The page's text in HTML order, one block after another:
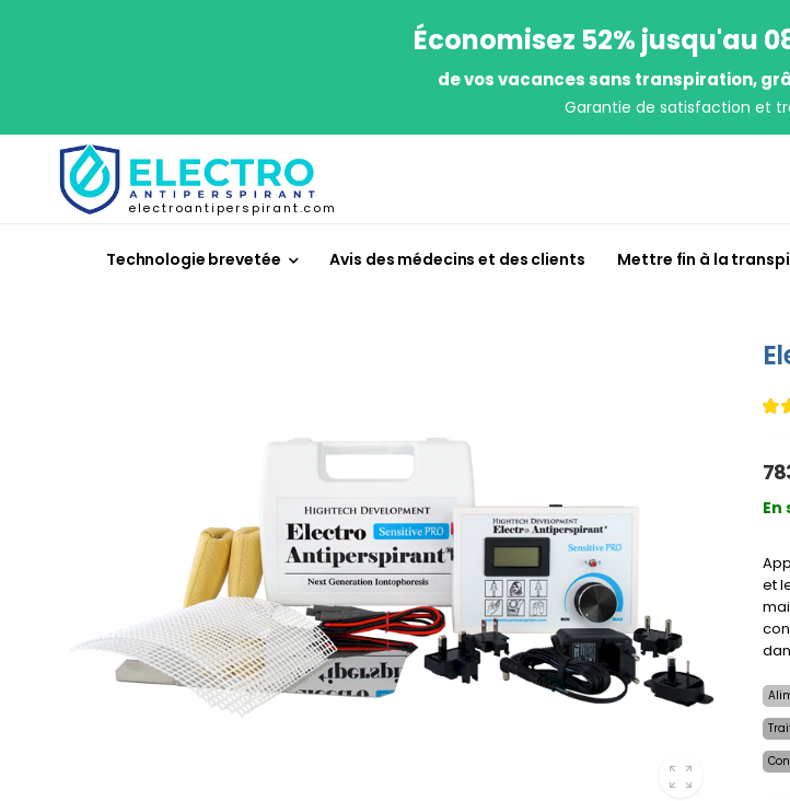
Économisez 52% jusqu'au
de vos vacances sans transpiration,
Garantie de satisfaction et
electroantiperspirant.com
Technologie brevetée Avis des médecins et des clients Mettre fin à la
En
et